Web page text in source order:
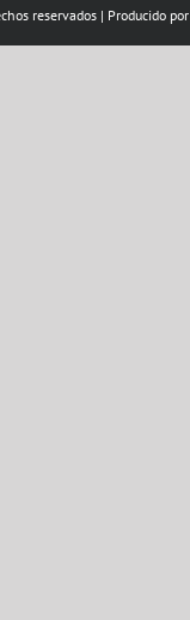
reservados | Producido por